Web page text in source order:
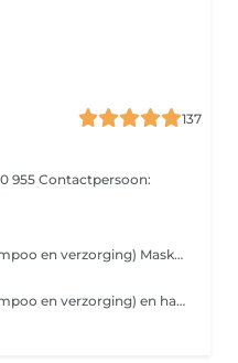
137
955 Contactpersoon:
Prijs steeds inclusief wassen (shampoo en verzorging) Masker: 3 euro Wenst u af te werken met de stijl- of krultang en neemt dit meer dan 10 minuten extra tijd in beslag, dan moeten wij een supplement aanrekenen.
Prijs steeds inclusief wassen (shampoo en verzorging) en handdrogen. Masker: 3 euro Bij handdrogen wordt er geen gebruik gemaakt van een borstel.